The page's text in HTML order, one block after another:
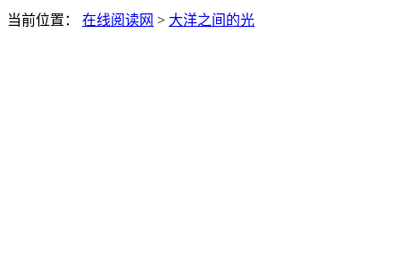
当前位置： 在线阅读网 > 大洋之间的光